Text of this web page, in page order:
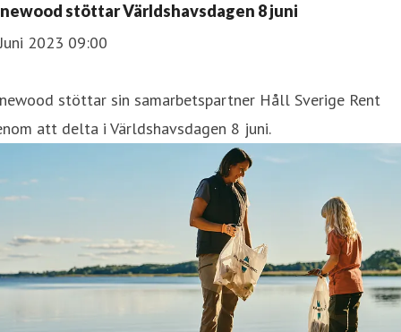
stöttar Världshavsdagen 8 juni
2023 09:00
stöttar sin samarbetspartner Håll Sverige Rent
att delta i Världshavsdagen 8 juni.